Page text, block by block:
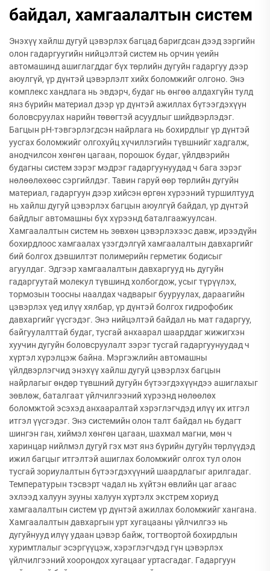
байдал, хамгаалалтын систем
Энэхүү хайлш дугуй цэвэрлэх багцад баригдсан дээд зэргийн
олон гадаргуугийн нийцэлтэй систем нь орчин үеийн
автомашинд ашиглагддаг бүх төрлийн дугуйн гадаргуу дээр
аюулгүй, үр дүнтэй цэвэрлэлт хийх боломжийг олгоно. Энэ
комплекс хандлага нь эвдэрч, будаг нь өнгөө алдахгүйн тулд
янз бүрийн материал дээр үр дүнтэй ажиллах бүтээгдэхүүн
боловсруулах нарийн төвөгтэй асуудлыг шийдвэрлэдэг.
Багцын рН-тэвгэрлэгдсэн найрлага нь бохирдлыг үр дүнтэй
уусгах боломжийг олгохуйц хүчиллэгийн түвшнийг хадгалж,
анодчилсон хөнгөн цагаан, порошок будаг, үйлдвэрийн
будагны систем зэрэг мэдрэг гадаргуунуудад ч бага зэрэг
нөлөөлөхөөс сэргийлдэг. Тавин гаруй өөр төрлийн дугуйн
материал, гадаргуун дээр хийсэн өргөн хүрээний туршилтууд
нь хайлш дугуй цэвэрлэх багцын аюулгүй байдал, үр дүнтэй
байдлыг автомашны бүх хүрээнд баталгаажуулсан.
Хамгаалалтын систем нь зөвхөн цэвэрлэхээс давж, ирээдүйн
бохирдлоос хамгаалах үзэгдэлгүй хамгаалалтын давхаргийг
бий болгох дэвшилтэт полимерийн герметик бодисыг
агуулдаг. Эдгээр хамгаалалтын давхаргууд нь дугуйн
гадаргуутай молекул түвшинд холбогдож, усыг түрүүлэх,
тормозын тоосны наалдах чадварыг бууруулах, дараагийн
цэвэрлэх үед илүү хялбар, үр дүнтэй болгох гидрофобик
давхаргийг үүсгэдэг. Энэ нийцэлтэй байдал нь мат гадаргуу,
байгуулалттай будаг, тусгай анхаарал шаарддаг жижигхэн
хуучин дугуйн боловсруулалт зэрэг тусгай гадаргуунуудад ч
хүртэл хүрэлцэж байна. Мэргэжлийн автомашны
үйлдвэрлэгчид энэхүү хайлш дугуй цэвэрлэх багцын
найрлагыг өндөр түвшний дугуйн бүтээгдэхүүндээ ашиглахыг
зөвлөж, баталгаат үйлчилгээний хүрээнд нөлөөлөх
боломжтой эсэхэд анхааралтай хэрэглэгчдэд илүү их итгэл
итгэл үүсгэдэг. Энэ системийн олон талт байдал нь будагт
шингэн ган, хиймэл хөнгөн цагаан, шахмал магни, мөн ч
харинцар нийлмэл дугуй гэх мэт янз бүрийн дугуйн төрлүүдэд
ижил багцыг итгэлтэй ашиглах боломжийг олгох тул олон
тусгай зориулалтын бүтээгдэхүүний шаардлагыг арилгадаг.
Температурын тэсвэрт чадал нь хүйтэн өвлийн цаг агаас
эхлээд халуун зууны халуун хүртэлх экстрем хориуд
хамгаалалтын систем үр дүнтэй ажиллах боломжийг хангана.
Хамгаалалтын давхаргын урт хугацааны үйлчилгээ нь
дугуйнууд илүү удаан цэвэр байж, тогтвортой бохирдлын
хуримтлалыг эсэргүүцэж, хэрэглэгчдэд гүн цэвэрлэх
үйлчилгээний хоорондох хугацааг уртасгадаг. Гадаргуун